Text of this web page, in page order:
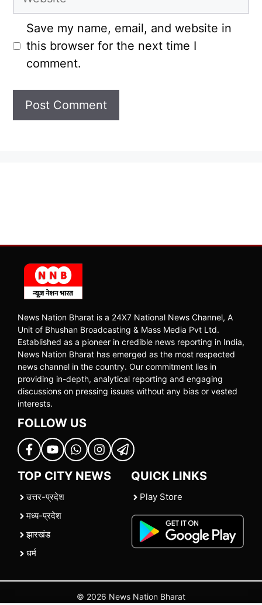
Save my name, email, and website in
this browser for the next time I
comment.
News Nation Bharat is a 24X7 National News Channel, A
Unit of Bhushan Broadcasting & Mass Media Pvt Ltd.
Established as a pioneer in credible news reporting in India,
News Nation Bharat has emerged as the most respected
news channel in the country. Our commitment lies in
providing in-depth, analytical reporting and engaging
discussions on pressing issues without any bias or vested
interests.
FOLLOW US
TOP CITY NEWS
उत्तर-प्रदेश
मध्य-प्रदेश
झारखंड
धर्म
QUICK LINKS
Play Store
© 2026 News Nation Bharat